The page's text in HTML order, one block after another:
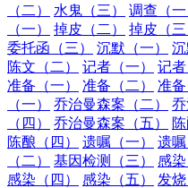
（二）
水鬼（三） 调查（一
（一）
掉皮（二） 掉皮（三
委托函（三）
沉默（一） 沉
陈文（二）
记者（一） 记者
准备（一）
准备（二） 准备
（一）
乔治曼森案（二） 乔
（四）
乔治曼森案（五）
陈酿（四）
遗嘱（一） 遗嘱
（二）
基因检测（三） 感染
感染（四）
感染（五） 发烧